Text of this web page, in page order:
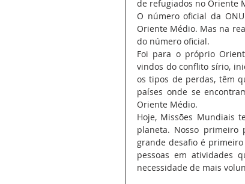
de refugiados no Oriente
O número oficial da
Oriente Médio. Mas na
do número oficial.
Foi para o próprio
vindos do conflito sírio,
os tipos de perdas, têm
países onde se
Oriente Médio.
Hoje, Missões Mundiais
planeta. Nosso primeiro
grande desafio é
pessoas em atividades
necessidade de mais